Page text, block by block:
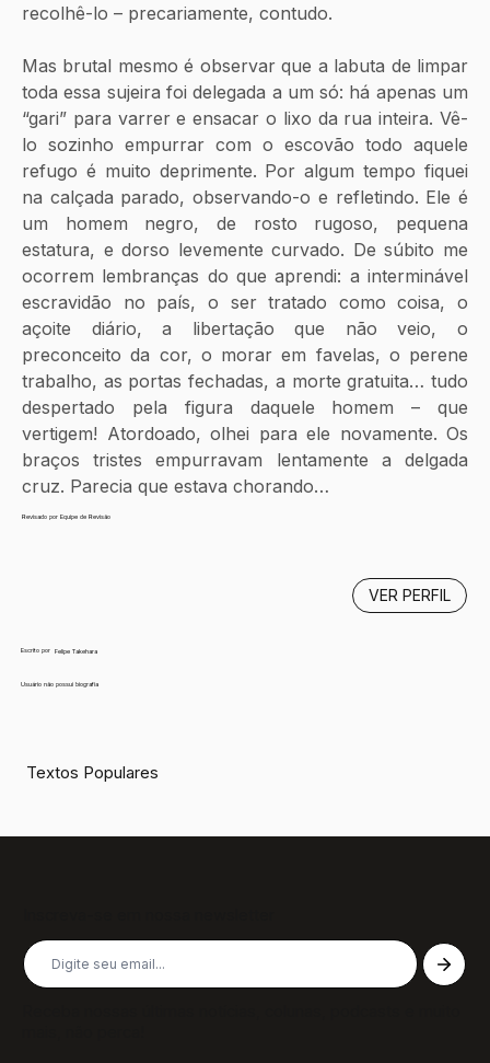
recolhê-lo – precariamente, contudo.
Mas brutal mesmo é observar que a labuta de limpar
toda essa sujeira foi delegada a um só: há apenas um
“gari” para varrer e ensacar o lixo da rua inteira. Vê-
lo sozinho empurrar com o escovão todo aquele
refugo é muito deprimente. Por algum tempo fiquei
na calçada parado, observando-o e refletindo. Ele é
um homem negro, de rosto rugoso, pequena
estatura, e dorso levemente curvado. De súbito me
ocorrem lembranças do que aprendi: a interminável
escravidão no país, o ser tratado como coisa, o
açoite diário, a libertação que não veio, o
preconceito da cor, o morar em favelas, o perene
trabalho, as portas fechadas, a morte gratuita… tudo
despertado pela figura daquele homem – que
vertigem! Atordoado, olhei para ele novamente. Os
braços tristes empurravam lentamente a delgada
cruz. Parecia que estava chorando…
Revisado por Equipe de Revisão
Escrito por Felipe Takehara
Usuário não possui biografia
VER PERFIL
Textos Populares